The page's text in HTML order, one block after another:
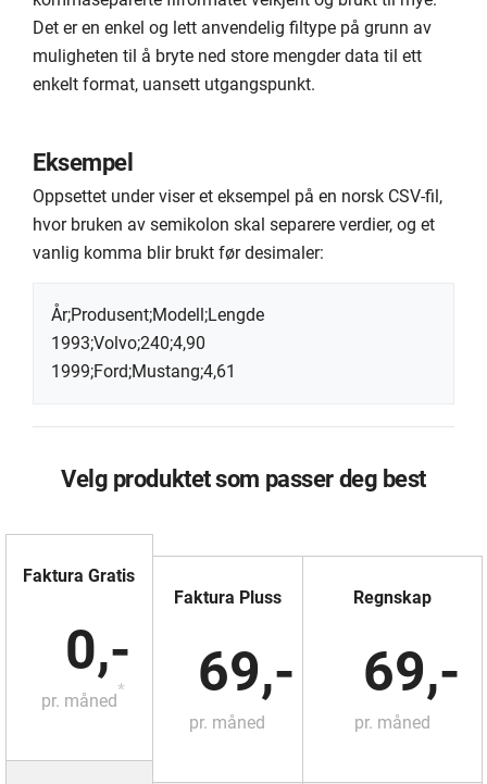
Det er en enkel og lett anvendelig filtype på grunn av
muligheten til å bryte ned store mengder data til ett
enkelt format, uansett utgangspunkt.
Eksempel
Oppsettet under viser et eksempel på en norsk CSV-fil,
hvor bruken av semikolon skal separere verdier, og et
vanlig komma blir brukt før desimaler:
År;Produsent;Modell;Lengde
1993;Volvo;240;4,90
1999;Ford;Mustang;4,61
Velg produktet som passer deg best
Faktura Gratis
0,-
pr. måned
*
Faktura Pluss
69,-
pr. måned
Regnskap
69,-
pr. måned